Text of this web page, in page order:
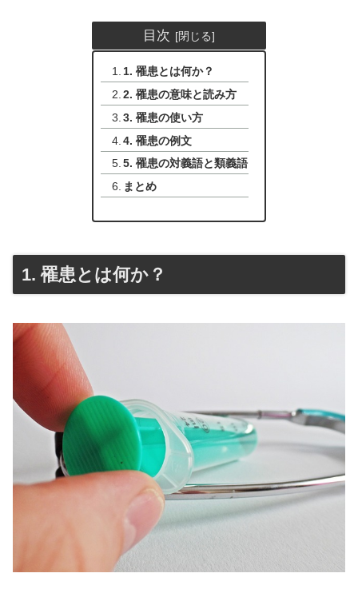
目次
1. 罹患とは何か？
2. 罹患の意味と読み方
3. 罹患の使い方
4. 罹患の例文
5. 罹患の対義語と類義語
まとめ
1. 罹患とは何か？